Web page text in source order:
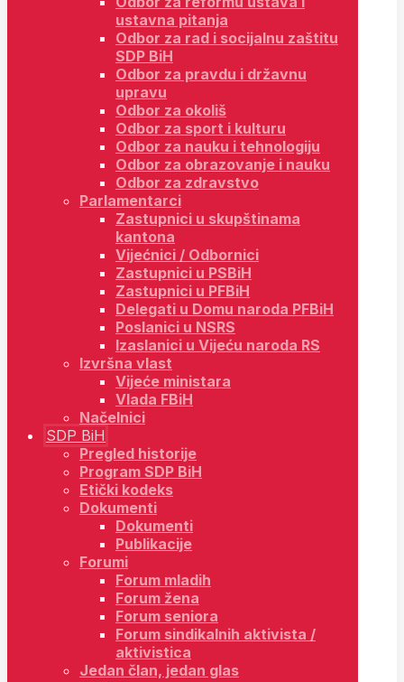
ustavna pitanja
Odbor za rad i socijalnu zaštitu
SDP BiH
Odbor za pravdu i državnu
upravu
Odbor za okoliš
Odbor za sport i kulturu
Odbor za nauku i tehnologiju
Odbor za obrazovanje i nauku
Odbor za zdravstvo
Parlamentarci
Zastupnici u skupštinama
kantona
Vijećnici / Odbornici
Zastupnici u PSBiH
Zastupnici u PFBiH
Delegati u Domu naroda PFBiH
Poslanici u NSRS
Izaslanici u Vijeću naroda RS
Izvršna vlast
Vijeće ministara
Vlada FBiH
Načelnici
SDP BiH
Pregled historije
Program SDP BiH
Etički kodeks
Dokumenti
Dokumenti
Publikacije
Forumi
Forum mladih
Forum žena
Forum seniora
Forum sindikalnih aktivista /
aktivistica
Jedan član, jedan glas